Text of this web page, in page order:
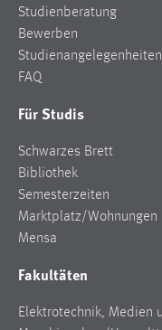
Studienberatung
Bewerben
Studienangelegenheiten
FAQ
Für Studis
Schwarzes Brett
Bibliothek
Semesterzeiten
Marktplatz/Wohnungen
Mensa
Fakultäten
Elektrotechnik, Medien